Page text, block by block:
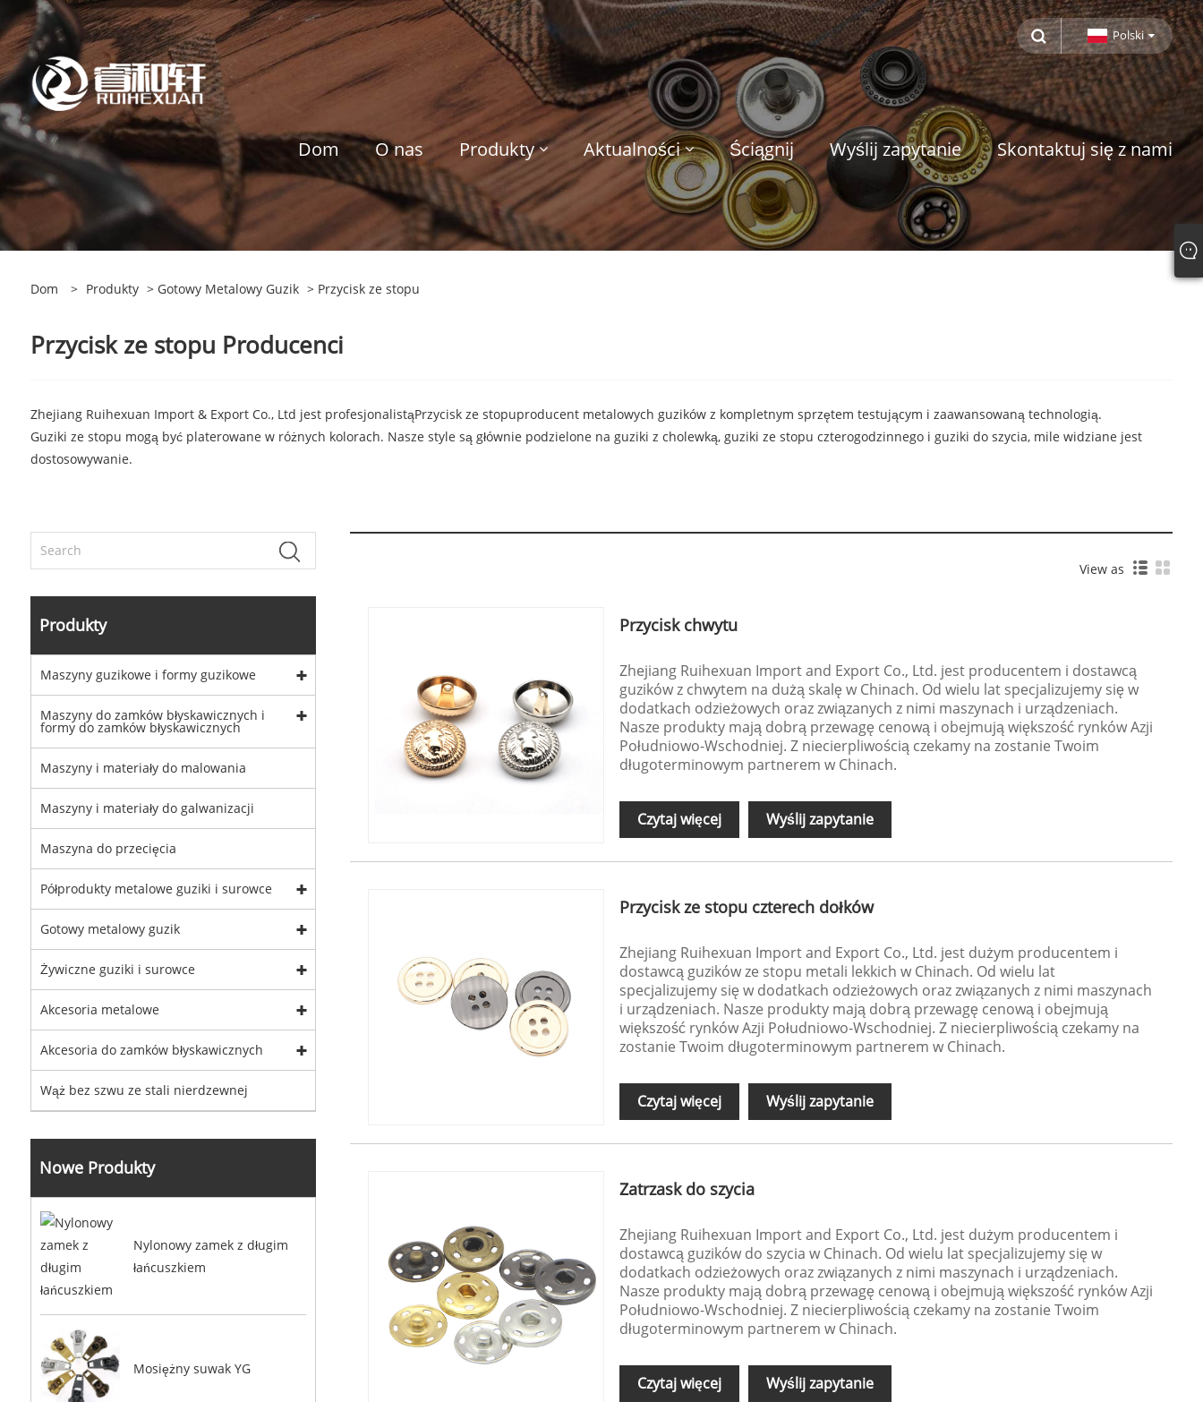
Polski
Dom O nas Produkty Aktualności Ściągnij Wyślij zapytanie Skontaktuj się z nami
Dom > Produkty > Gotowy Metalowy Guzik > Przycisk ze stopu
Przycisk ze stopu Producenci
Zhejiang Ruihexuan Import & Export Co., Ltd jest profesjonalistąPrzycisk ze stopuproducent metalowych guzików z kompletnym sprzętem testującym i zaawansowaną technologią.
Guziki ze stopu mogą być platerowane w różnych kolorach. Nasze style są głównie podzielone na guziki z cholewką, guziki ze stopu czterogodzinnego i guziki do szycia, mile widziane jest
dostosowywanie.
Produkty
Maszyny guzikowe i formy guzikowe
Maszyny do zamków błyskawicznych i
formy do zamków błyskawicznych
Maszyny i materiały do ​​malowania
Maszyny i materiały do ​​galwanizacji
Maszyna do przecięcia
Półprodukty metalowe guziki i surowce
Gotowy metalowy guzik
Żywiczne guziki i surowce
Akcesoria metalowe
Akcesoria do zamków błyskawicznych
Wąż bez szwu ze stali nierdzewnej
Nowe Produkty
Nylonowy zamek z długim
łańcuszkiem
Mosiężny suwak YG
View as
Przycisk chwytu
Zhejiang Ruihexuan Import and Export Co., Ltd. jest producentem i dostawcą
guzików z chwytem na dużą skalę w Chinach. Od wielu lat specjalizujemy się w
dodatkach odzieżowych oraz związanych z nimi maszynach i urządzeniach.
Nasze produkty mają dobrą przewagę cenową i obejmują większość rynków Azji
Południowo-Wschodniej. Z niecierpliwością czekamy na zostanie Twoim
długoterminowym partnerem w Chinach.
Czytaj więcej Wyślij zapytanie
Przycisk ze stopu czterech dołków
Zhejiang Ruihexuan Import and Export Co., Ltd. jest dużym producentem i
dostawcą guzików ze stopu metali lekkich w Chinach. Od wielu lat
specjalizujemy się w dodatkach odzieżowych oraz związanych z nimi maszynach
i urządzeniach. Nasze produkty mają dobrą przewagę cenową i obejmują
większość rynków Azji Południowo-Wschodniej. Z niecierpliwością czekamy na
zostanie Twoim długoterminowym partnerem w Chinach.
Czytaj więcej Wyślij zapytanie
Zatrzask do szycia
Zhejiang Ruihexuan Import and Export Co., Ltd. jest dużym producentem i
dostawcą guzików do szycia w Chinach. Od wielu lat specjalizujemy się w
dodatkach odzieżowych oraz związanych z nimi maszynach i urządzeniach.
Nasze produkty mają dobrą przewagę cenową i obejmują większość rynków Azji
Południowo-Wschodniej. Z niecierpliwością czekamy na zostanie Twoim
długoterminowym partnerem w Chinach.
Czytaj więcej Wyślij zapytanie